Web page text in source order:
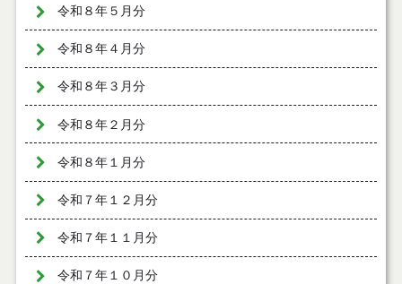
令和８年５月分
令和８年４月分
令和８年３月分
令和８年２月分
令和８年１月分
令和７年１２月分
令和７年１１月分
令和７年１０月分